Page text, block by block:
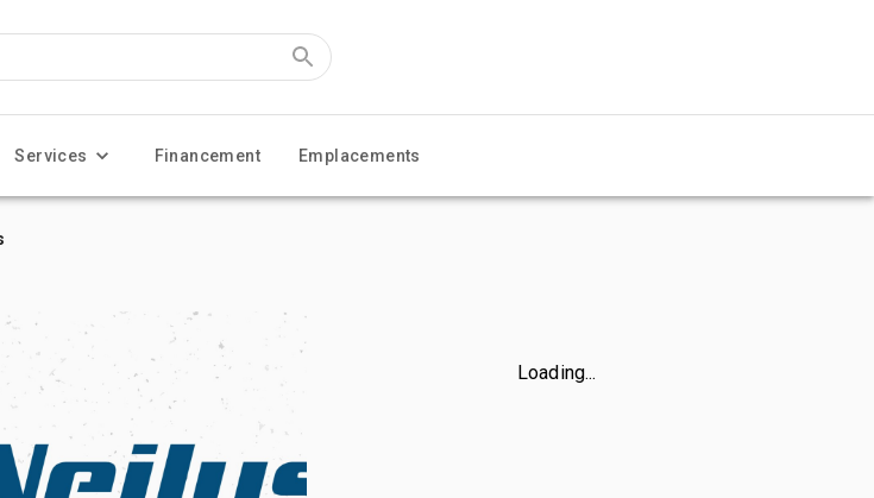
Services Financement Emplacements
Loading...